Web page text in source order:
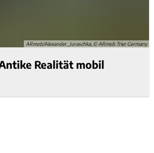
ARmob/Alexander_Juraschka, © ARmob Trier Germany
Realität mobil